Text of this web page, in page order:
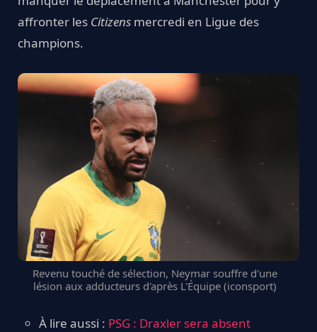
affronter les Citizens mercredi en Ligue des
champions.
Revenu touché de sélection, Neymar souffre d'une
lésion aux adducteurs d'après L'Équipe (iconsport)
À lire aussi : PSG : Draxler sera absent